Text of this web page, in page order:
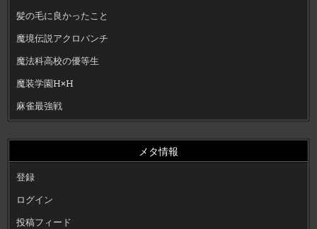
髪の毛に良かったこと
魔境伝説アクロバンチ
魔法科高校の優等生
魔装学園H×H
麻雀最強戦
メタ情報
登録
ログイン
投稿フィード